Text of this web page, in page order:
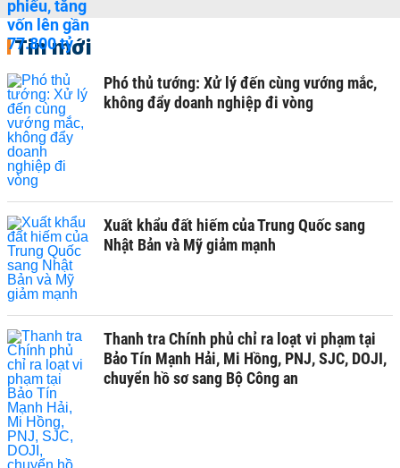
Tin mới
Phó thủ tướng: Xử lý đến cùng vướng mắc,
không đẩy doanh nghiệp đi vòng
Xuất khẩu đất hiếm của Trung Quốc sang
Nhật Bản và Mỹ giảm mạnh
Thanh tra Chính phủ chỉ ra loạt vi phạm tại
Bảo Tín Mạnh Hải, Mi Hồng, PNJ, SJC, DOJI,
chuyển hồ sơ sang Bộ Công an